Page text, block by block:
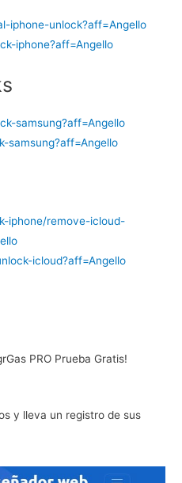
iphone-unlock?aff=Angello
iphone?aff=Angello
samsung?aff=Angello
samsung?aff=Angello
iphone/remove-icloud-
icloud?aff=Angello
PRO Prueba Gratis!
y lleva un registro de sus